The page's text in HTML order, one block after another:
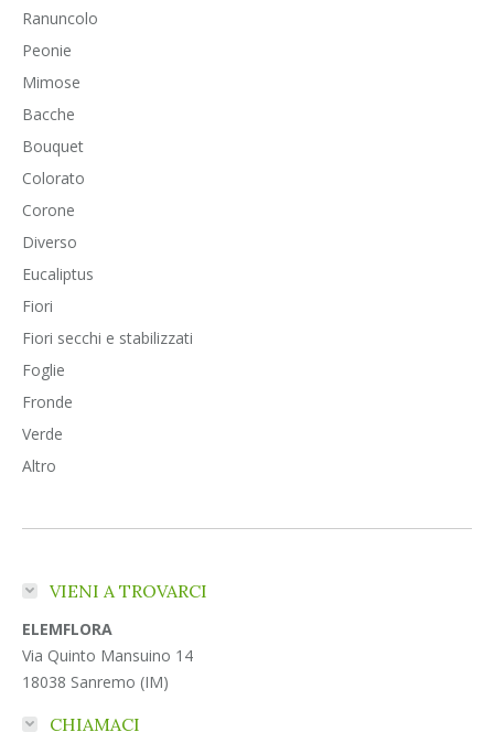
Ranuncolo
Peonie
Mimose
Bacche
Bouquet
Colorato
Corone
Diverso
Eucaliptus
Fiori
Fiori secchi e stabilizzati
Foglie
Fronde
Verde
Altro
VIENI A TROVARCI
ELEMFLORA
Via Quinto Mansuino 14
18038 Sanremo (IM)
CHIAMACI